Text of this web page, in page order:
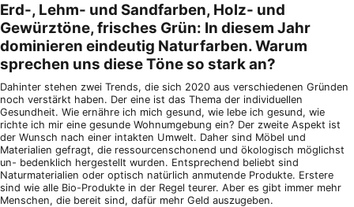
Erd-, Lehm- und Sandfarben, Holz- und
Gewürztöne, frisches Grün: In diesem Jahr
dominieren eindeutig Naturfarben. Warum
sprechen uns diese Töne so stark an?
Dahinter stehen zwei Trends, die sich 2020 aus verschiedenen Gründen
noch verstärkt haben. Der eine ist das Thema der individuellen
Gesundheit. Wie ernähre ich mich gesund, wie lebe ich gesund, wie
richte ich mir eine gesunde Wohnumgebung ein? Der zweite Aspekt ist
der Wunsch nach einer intakten Umwelt. Daher sind Möbel und
Materialien gefragt, die ressourcenschonend und ökologisch möglichst
un- bedenklich hergestellt wurden. Entsprechend beliebt sind
Naturmaterialien oder optisch natürlich anmutende Produkte. Erstere
sind wie alle Bio-Produkte in der Regel teurer. Aber es gibt immer mehr
Menschen, die bereit sind, dafür mehr Geld auszugeben.